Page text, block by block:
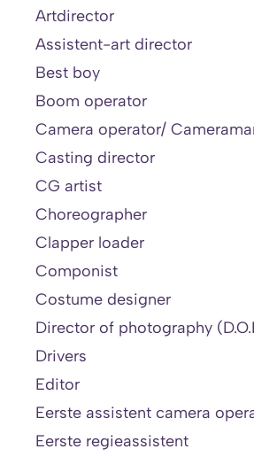
Artdirector
Assistent-art director
Best boy
Boom operator
Camera operator/
Casting director
CG artist
Choreographer
Clapper loader
Componist
Costume designer
Director of photography
Drivers
Editor
Eerste assistent camera
Eerste regieassistent